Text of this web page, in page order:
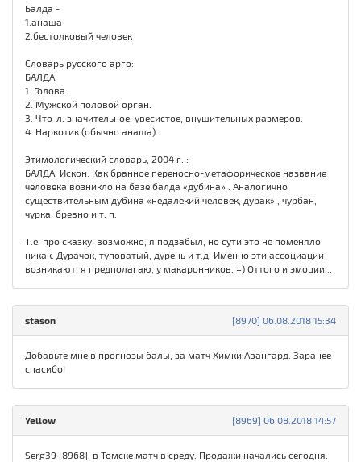
Балда -
1.анаша
2.бестолковый человек
Словарь русского арго:
БАЛДА
1. Голова.
2. Мужской половой орган.
3. Что-л. значительное, увесистое, внушительных размеров.
4. Наркотик (обычно анаша) .
Этимологический словарь, 2004 г. :
БАЛДА. Искон. Как бранное переносно-метафорическое название
человека возникло на базе балда «дубина» . Аналогично
существительным дубина «недалекий человек, дурак» , чурбан,
чурка, бревно и т. п.
Т.е. про сказку, возможно, я подзабыл, но сути это не поменяло
никак. Дурачок, туповатый, дурень и т.д. Именно эти ассоциации
возникают, я предполагаю, у макаронников. =) Оттого и эмоции...
[8970] 06.08.2018 15:34
stason
Добавьте мне в прогнозы балы, за матч Химки:Авангард. Заранее
спасибо!
[8969] 06.08.2018 14:57
Yellow
Serg39 [8968], в Томске матч в среду. Продажи начались сегодня.